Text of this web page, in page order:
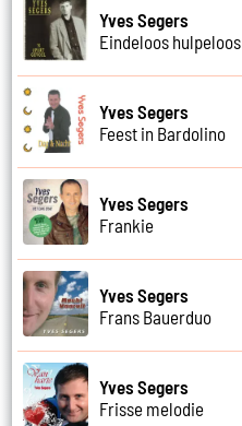
Yves Segers
Eindeloos hulpeloos
Yves Segers
Feest in Bardolino
Yves Segers
Frankie
Yves Segers
Frans Bauerduo
Yves Segers
Frisse melodie